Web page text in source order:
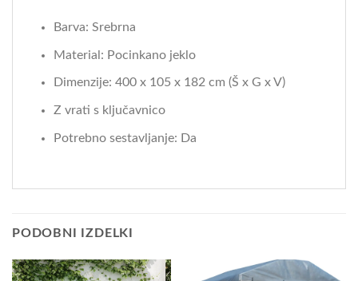
Barva: Srebrna
Material: Pocinkano jeklo
Dimenzije: 400 x 105 x 182 cm (Š x G x V)
Z vrati s ključavnico
Potrebno sestavljanje: Da
PODOBNI IZDELKI